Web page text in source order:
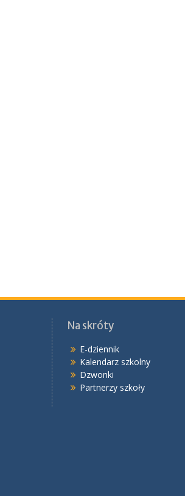
Na skróty
E-dziennik
Kalendarz szkolny
Dzwonki
Partnerzy szkoły